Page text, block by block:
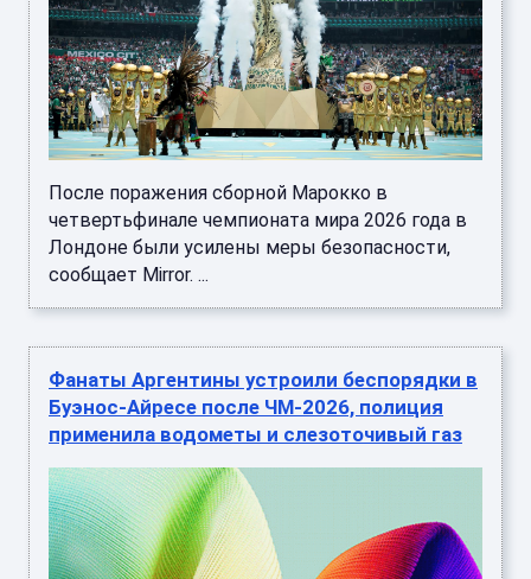
После поражения сборной Марокко в
четвертьфинале чемпионата мира 2026 года в
Лондоне были усилены меры безопасности,
сообщает Mirror. ...
Фанаты Аргентины устроили беспорядки в
Буэнос-Айресе после ЧМ-2026, полиция
применила водометы и слезоточивый газ